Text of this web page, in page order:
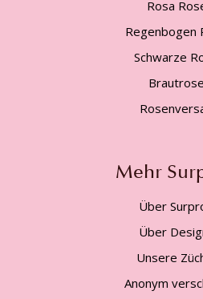
Rosa
Regenbogen
Schwarze
Mehr
Über
Über
Unsere
Anonym